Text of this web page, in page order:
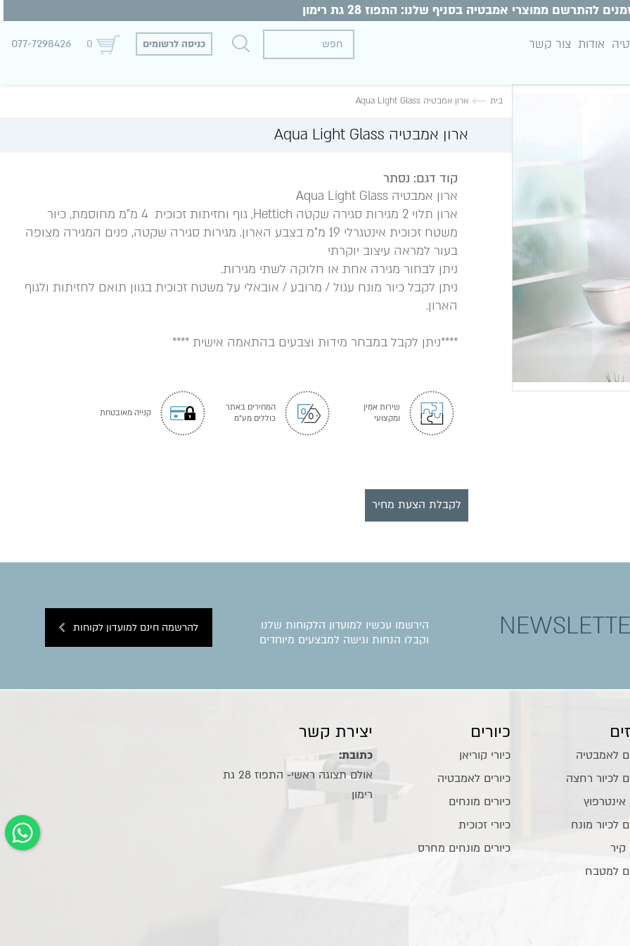
להתרשם ממוצרי אמבטיה בסניף שלנו: התפוז 28 גת רימון
אודות צור קשר כניסה לרשומים 0
077-7298426
בית ארון אמבטיה Aqua Light Glass
ארון אמבטיה Aqua Light Glass
קוד דגם: נסתר
ארון אמבטיה Aqua Light Glass
ארון תלוי 2 מגירות סגירה שקטה Hettich, גוף וחזיתות זכוכית 4 מ"מ מחוסמת, כיור
משטח זכוכית אינטגרלי 19 מ"מ בצבע הארון. מגירות סגירה שקטה, פנים המגירה מצופה
בעור למראה עיצוב יוקרתי
ניתן לבחור מגירה אחת או חלוקה לשתי מגירות.
ניתן לקבל כיור מונח עגול / מרובע / אובאלי על משטח זכוכית בגוון תואם לחזיתות ולגוף
הארון.
****ניתן לקבל במבחר מידות וצבעים בהתאמה אישית ****
שירות אמין
ומקצועי
המחירים באתר
כוללים מע"מ
קנייה מאובטחת
לקבלת הצעת מחיר
הירשמו עכשיו למועדון הלקוחות שלנו
וקבלו הנחות וגישה למבצעים מיוחדים
להרשמה חינם למועדון לקוחות
לאמבטיה
לכיור רחצה
אינטרפוץ
לכיור מונח
קיר
למטבח
כיורים
כיורי קוריאן
כיורים לאמבטיה
כיורים מונחים
כיורי זכוכית
כיורים מונחים מחרס
יצירת קשר
כתובת:
אולם תצוגה ראשי- התפוז 28 גת
רימון